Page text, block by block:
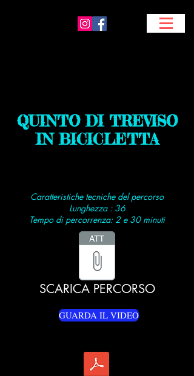
QUINTO DI TREVISO
IN BICICLETTA
Caratteristiche tecniche del percorso
Lunghezza : 36
Tempo di percorrenza: 2 e 30 minuti
SCARICA PERCORSO
GUARDA IL VIDEO